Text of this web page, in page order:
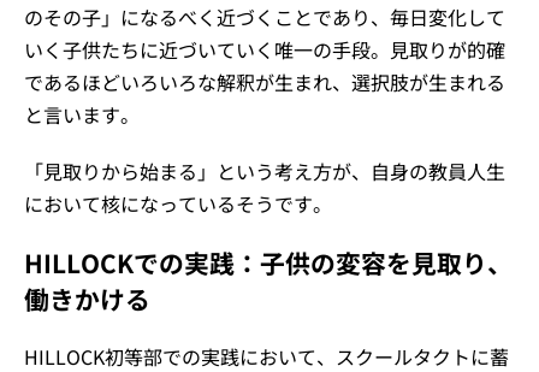
のその子」になるべく近づくことであり、毎日変化して
いく子供たちに近づいていく唯一の手段。見取りが的確
であるほどいろいろな解釈が生まれ、選択肢が生まれる
と言います。
「見取りから始まる」という考え方が、自身の教員人生
において核になっているそうです。
HILLOCKでの実践：子供の変容を見取り、
働きかける
HILLOCK初等部での実践において、スクールタクトに蓄